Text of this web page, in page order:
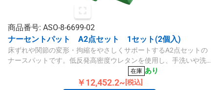
商品番号: ASO-8-6699-02
ナーセントパット A2点セット 1セット(2個入)
床ずれや関節の変形・拘縮をやさしくサポートするA2点セットの
ナースパットです。低反発高密度ウレタンを使用し、手洗いや洗
在庫 あり
￥12,452.2~ [税込]